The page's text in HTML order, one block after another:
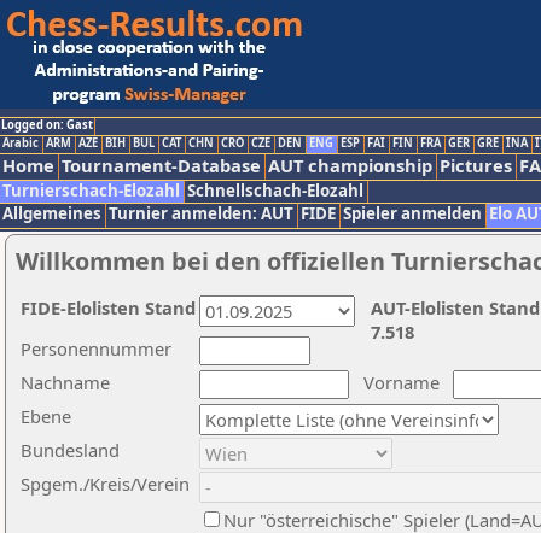
Logged on: Gast
Arabic ARM AZE BIH BUL CAT CHN CRO CZE DEN ENG ESP FAI FIN FRA GER GRE INA
Home Tournament-Database AUT championship Pictures
Turnierschach-Elozahl Schnellschach-Elozahl
Allgemeines Turnier anmelden: AUT FIDE Spieler anmelden Elo
Willkommen bei den offiziellen
Nachname
Vorname
Ebene
Personennummer
Bundesland
Spgem./Kreis/Verein
Nur "österreichische" Spieler
AUT-Elolisten
7.518
FIDE-Elolisten Stand